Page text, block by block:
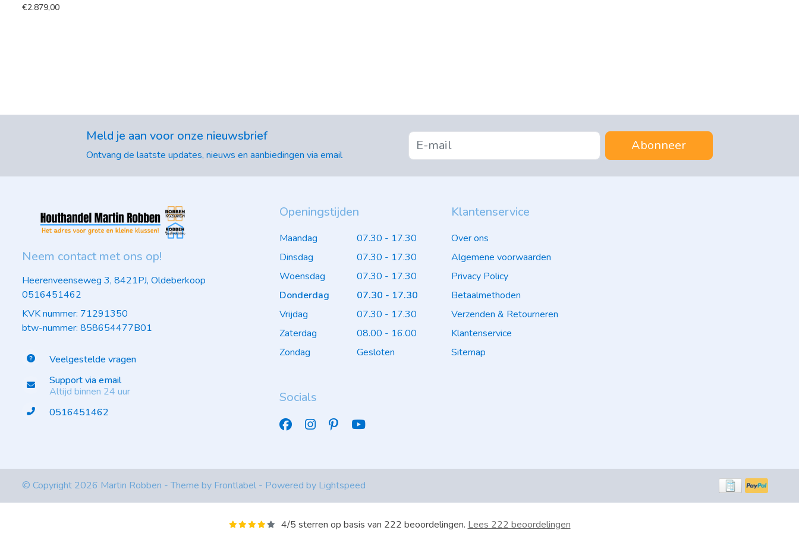
€2.879,00
Meld je aan voor onze nieuwsbrief
Ontvang de laatste updates, nieuws en aanbiedingen via email
Abonneer
Neem contact met ons op!
Heerenveenseweg 3, 8421PJ, Oldeberkoop
0516451462
KVK nummer: 71291350
btw-nummer: 858654477B01
Veelgestelde vragen
Support via email
Altijd binnen 24 uur
0516451462
Openingstijden
Maandag
07.30 - 17.30
Dinsdag
07.30 - 17.30
Woensdag
07.30 - 17.30
Donderdag
07.30 - 17.30
Vrijdag
07.30 - 17.30
Zaterdag
08.00 - 16.00
Zondag
Gesloten
Socials
Klantenservice
Over ons
Algemene voorwaarden
Privacy Policy
Betaalmethoden
Verzenden & Retourneren
Klantenservice
Sitemap
© Copyright 2026 Martin Robben - Theme by Frontlabel - Powered by Lightspeed
4/5 sterren op basis van 222 beoordelingen.Lees 222 beoordelingen